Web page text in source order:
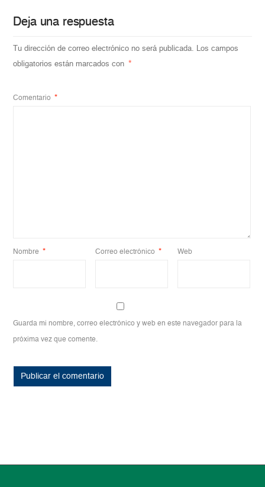
Deja una respuesta
Tu dirección de correo electrónico no será publicada. Los campos
obligatorios están marcados con
*
Comentario *
Nombre * Correo electrónico * Web
Guarda mi nombre, correo electrónico y web en este navegador para la
próxima vez que comente.